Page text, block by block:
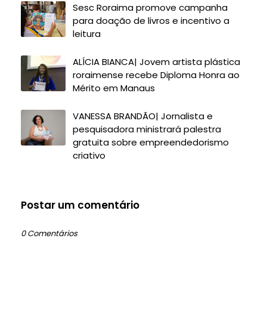
Sesc Roraima promove campanha
para doação de livros e incentivo a
leitura
ALÍCIA BIANCA| Jovem artista plástica
roraimense recebe Diploma Honra ao
Mérito em Manaus
VANESSA BRANDÃO| Jornalista e
pesquisadora ministrará palestra
gratuita sobre empreendedorismo
criativo
Postar um comentário
0 Comentários